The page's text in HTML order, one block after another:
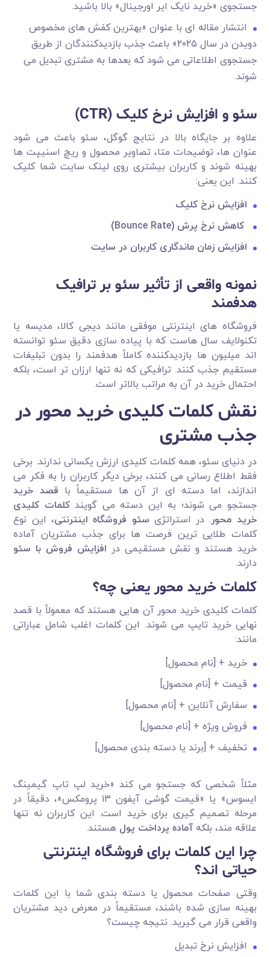
جستجوی «خرید نایک ایر اورجینال» بالا باشید.
انتشار مقاله ای با عنوان «بهترین کفش های مخصوص
دویدن در سال ۲۰۲۵» باعث جذب بازدیدکنندگان از طریق
جستجوی اطلاعاتی می شود که بعدها به مشتری تبدیل می
شوند.
سئو و افزایش نرخ کلیک (CTR)
علاوه بر جایگاه بالا در نتایج گوگل، سئو باعث می شود
عنوان ها، توضیحات متا، تصاویر محصول و ریچ اسنیپت ها
بهینه شوند و کاربران بیشتری روی لینک سایت شما کلیک
کنند. این یعنی:
افزایش نرخ کلیک
کاهش نرخ پرش (Bounce Rate)
افزایش زمان ماندگاری کاربران در سایت
نمونه واقعی از تأثیر سئو بر ترافیک
هدفمند
فروشگاه های اینترنتی موفقی مانند دیجی کالا، مدیسه یا
تکنولایف سال هاست که با پیاده سازی دقیق سئو توانسته
اند میلیون ها بازدیدکننده کاملاً هدفمند را بدون تبلیغات
مستقیم جذب کنند. ترافیکی که نه تنها ارزان تر است، بلکه
احتمال خرید در آن به مراتب بالاتر است.
نقش کلمات کلیدی خرید محور در
جذب مشتری
در دنیای سئو، همه کلمات کلیدی ارزش یکسانی ندارند. برخی
فقط اطلاع رسانی می کنند، برخی دیگر کاربران را به فکر می
اندازند، اما دسته ای از آن ها مستقیماً با قصد خرید
جستجو می شوند؛ به این دسته می گویندکلمات کلیدی
خرید محور. در استراتژی سئو فروشگاه اینترنتی، این نوع
کلمات طلایی ترین فرصت ها برای جذب مشتریان آماده
خرید هستند و نقش مستقیمی در افزایش فروش با سئو
دارند.
کلمات خرید محور یعنی چه؟
کلمات کلیدی خرید محور آن هایی هستند که معمولاً با قصد
نهایی خرید تایپ می شوند. این کلمات اغلب شامل عباراتی
مانند:
خرید + [نام محصول]
قیمت + [نام محصول]
سفارش آنلاین + [نام محصول]
فروش ویژه + [نام محصول]
تخفیف + [برند یا دسته بندی محصول]
مثلاً شخصی که جستجو می کند «خرید لپ تاپ گیمینگ
ایسوس» یا «قیمت گوشی آیفون ۱۳ پرومکس»، دقیقاً در
مرحله تصمیم گیری برای خرید است. این کاربران نه تنها
علاقه مند، بلکهآماده پرداخت پول هستند.
چرا این کلمات برای فروشگاه اینترنتی
حیاتی اند؟
وقتی صفحات محصول یا دسته بندی شما با این کلمات
بهینه سازی شده باشند، مستقیماً در معرض دید مشتریان
واقعی قرار می گیرید. نتیجه چیست؟
افزایش نرخ تبدیل